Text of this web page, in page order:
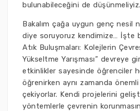
bulunabileceğini de düşünmeliyiz.
Bakalım çağa uygun genç nesil
diye soruyoruz kendimize… İşte
Atık Buluşmaları: Kolejlerin
Yükseltme Yarışması” devreye
etkinlikler sayesinde öğrenciler
öğrenirken aynı zamanda
çekiyorlar. Kendi projelerini
yöntemlerle çevrenin